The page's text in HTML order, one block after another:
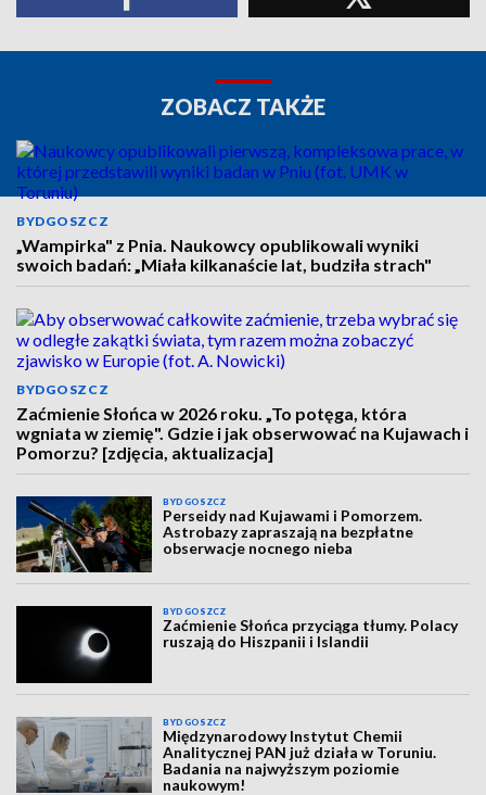
ZOBACZ TAKŻE
BYDGOSZCZ
„Wampirka" z Pnia. Naukowcy opublikowali wyniki
swoich badań: „Miała kilkanaście lat, budziła strach"
BYDGOSZCZ
Zaćmienie Słońca w 2026 roku. „To potęga, która
wgniata w ziemię". Gdzie i jak obserwować na Kujawach i
Pomorzu? [zdjęcia, aktualizacja]
BYDGOSZCZ
Perseidy nad Kujawami i Pomorzem.
Astrobazy zapraszają na bezpłatne
obserwacje nocnego nieba
BYDGOSZCZ
Zaćmienie Słońca przyciąga tłumy. Polacy
ruszają do Hiszpanii i Islandii
BYDGOSZCZ
Międzynarodowy Instytut Chemii
Analitycznej PAN już działa w Toruniu.
Badania na najwyższym poziomie
naukowym!